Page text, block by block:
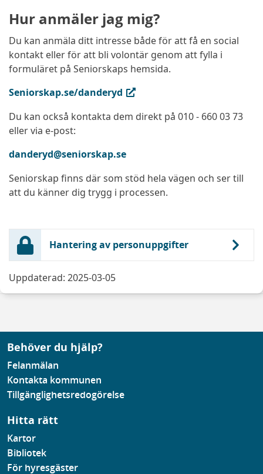
Hur anmäler jag mig?
Du kan anmäla ditt intresse både för att få en social
kontakt eller för att bli volontär genom att fylla i
formuläret på Seniorskaps hemsida.
Seniorskap.se/danderyd
(extern länk, öppnas i ny flik)
Du kan också kontakta dem direkt på 010 - 660 03 73
eller via e-post:
danderyd@seniorskap.se
Seniorskap finns där som stöd hela vägen och ser till
att du känner dig trygg i processen.
Hantering av personuppgifter
Uppdaterad: 2025-03-05
Behöver du hjälp?
Felanmälan
Kontakta kommunen
Tillgänglighetsredogörelse
Hitta rätt
Kartor
Bibliotek
För hyresgäster